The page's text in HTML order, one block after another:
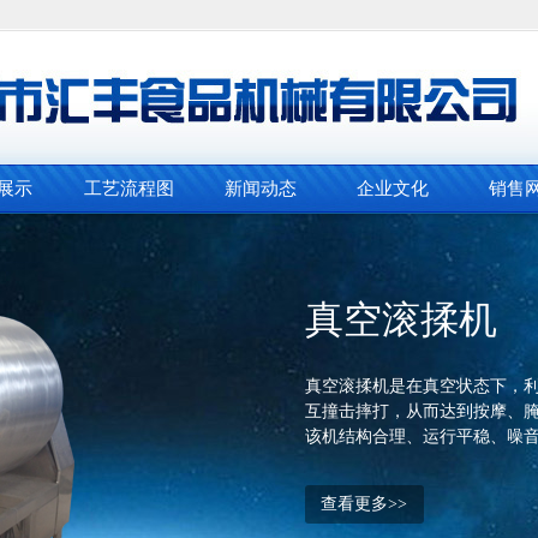
示 工艺流程图 新闻动态 企业文化 销售
真空滚揉机
真空滚揉机是在真空状态下，
互撞击摔打，从而达到按摩、
该机结构合理、运行平稳、噪
查看更多>>